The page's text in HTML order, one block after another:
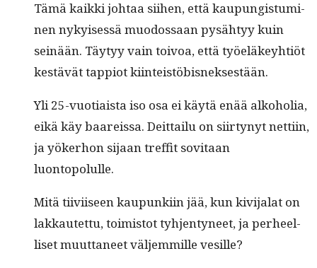
Tämä kaik­ki johtaa siihen, että kaupungis­tu­mi­
nen nykyisessä muo­dos­saan pysähtyy kuin
seinään. Täy­tyy vain toivoa, että työeläkey­htiöt
kestävät tap­pi­ot kiinteistöbisneksestään.
Yli 25-vuo­ti­aista iso osa ei käytä enää alko­ho­lia,
eikä käy baareis­sa. Deit­tailu on siir­tynyt net­ti­in,
ja yök­er­hon sijaan tre­f­fit sovi­taan
luontopolulle.
Mitä tiivi­iseen kaupunki­in jää, kun kivi­jalat on
lakkautet­tu, toimis­tot tyh­jen­tyneet, ja per­heel­
liset muut­ta­neet väl­jem­mille vesille?